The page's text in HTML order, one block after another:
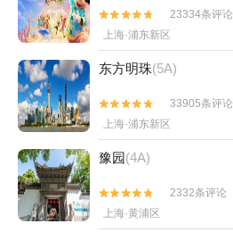


23334条评论
上海·浦东新区
东方明珠(5A)


33905条评论
上海·浦东新区
豫园(4A)


2332条评论
上海·黄浦区